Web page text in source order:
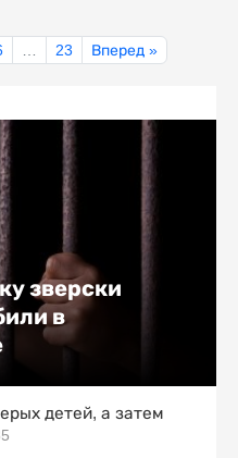
23 Вперед »
зверски
в
детей, а затем